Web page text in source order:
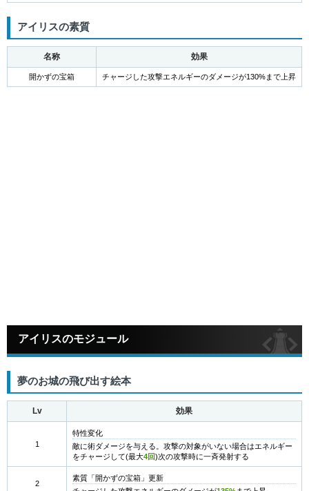
アイリスの素質
名称 効果
開かずの宝箱 チャージした攻撃エネルギーのダメージが130%まで上昇
アイリスのモジュール
夢のお城の飛び出す絵本
Lv 効果
1
特性変化
敵に術ダメージを与える。攻撃の対象がいない場合はエネルギー
をチャージして(最大4回)次の攻撃時に一斉発射する
2
素質「開かずの宝箱」更新